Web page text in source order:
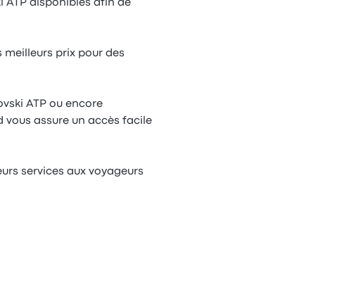
ATP disponibles afin de
prix pour des
ATP ou encore
vous assure un accès facile
services aux voyageurs